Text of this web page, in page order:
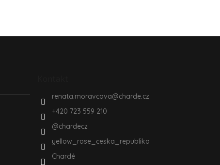
renata.moravcova@charde.cz
+420 723 559 210
@chardecz
yellow_rose_ceska_republika
Chardé